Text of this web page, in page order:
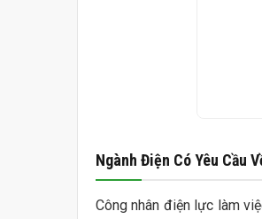
Ngành Điện Có Yêu Cầu
Công nhân điện lực làm